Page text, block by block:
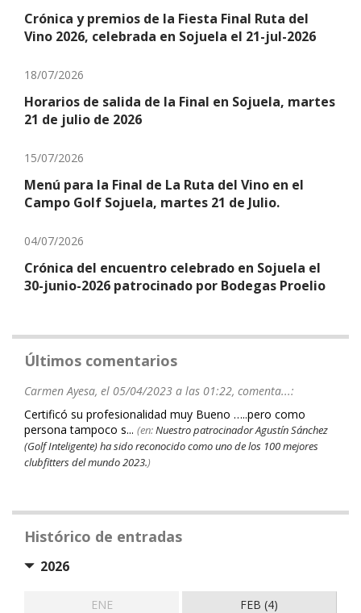
Crónica y premios de la Fiesta Final Ruta del
Vino 2026, celebrada en Sojuela el 21-jul-2026
18/07/2026
Horarios de salida de la Final en Sojuela, martes
21 de julio de 2026
15/07/2026
Menú para la Final de La Ruta del Vino en el
Campo Golf Sojuela, martes 21 de Julio.
04/07/2026
Crónica del encuentro celebrado en Sojuela el
30-junio-2026 patrocinado por Bodegas Proelio
Últimos comentarios
Carmen Ayesa, el 05/04/2023 a las 01:22, comenta...:
Certificó su profesionalidad muy Bueno …..pero como
persona tampoco s... (en:Nuestro patrocinador Agustín Sánchez
(Golf Inteligente) ha sido reconocido como uno de los 100 mejores
clubfitters del mundo 2023.)
Histórico de entradas
2026
ENE
FEB (4)